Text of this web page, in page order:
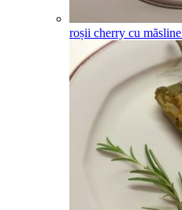
roșii cherry cu măsline